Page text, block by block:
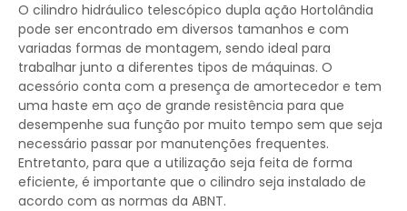
O cilindro hidráulico telescópico dupla ação Hortolândia
pode ser encontrado em diversos tamanhos e com
variadas formas de montagem, sendo ideal para
trabalhar junto a diferentes tipos de máquinas. O
acessório conta com a presença de amortecedor e tem
uma haste em aço de grande resistência para que
desempenhe sua função por muito tempo sem que seja
necessário passar por manutenções frequentes.
Entretanto, para que a utilização seja feita de forma
eficiente, é importante que o cilindro seja instalado de
acordo com as normas da ABNT.